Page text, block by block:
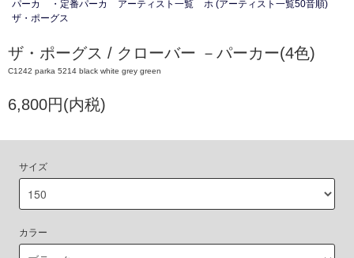
パーカ
・定番パーカ アーティスト一覧
ホ (アーティスト一覧50音順)
ザ・ポーグス
ザ・ポーグス / クローバー －パーカー(4色)
C1242 parka 5214 black white grey green
6,800円(内税)
サイズ
カラー